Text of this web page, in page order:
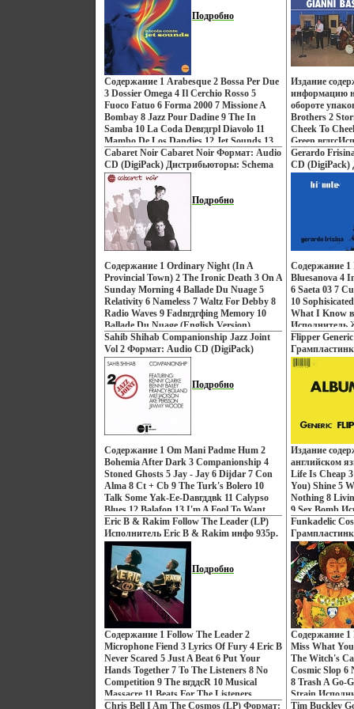
Blackbelt Andersen - November 12 Todd
Terje - Italian Stallion 13 Ichisan - Radar
Pulse Is Sent 14 In Flagranti - Personal
Angst 15 Rubber Room - Cockroach 16
Max Sedgley - Happy (Soul Mekanik
Remix) 17 Bent - Swollen (Cafe Del Marsh
Mix) 18 Lovelock - Don't Turn Away (From
My Love) Исполнители (показать всех
исполнителей) "Groove Armada"
"Underworld" "Royksopp".
Лицензионные товары Характеристики
аудионосителей 2000 г Альбом:
Импортное издание инфо 919p.
Подробно
Содержание 1 Arabesque 2 Bossa Per Due
3 Dossier Omega 4 Il Cerchio Rosso 5
Fuoco Fatuo 6 Forma 2000 7 Missione A
Bombay 8 Jazz Pour Dadine 9 The In
Samba 10 La Coda Deвгдгрl Diavolo 11
Mambo De Los Dandies 12 Jet Sounds 13
Trappola Mortale Исполнитель Никола
Контэ Nicola Conte.
Cabaret Noir Cabaret Noir Формат: Audio
CD (DigiPack) Дистрибьюторы: Schema
Records, ООО Музыка Лицензионные
товары Характеристики аудионосителей
2010 г Альбом: Импортное издание инфо
923p.
Подробно
Содержание 1 Ordinary Night (In A
Provincial Town) 2 The Ironic Death 3 On A
Sunday Morning 4 Ballade Du Nuage 5
Relativity 6 Nameless 7 Waltz For Debby 8
Radio Waves 9 Fadвгдгфing Memory 10
Ballade Du Nuage (English Version)
Исполнитель "Cabaret Noir".
Sahib Shihab Companionship Jazz Joint
Vol 2 Формат: Audio CD (DigiPack)
Дистрибьюторы: Schema Records,
Rearward, ООО Музыка Италия
Лицензионные товары Характеристики
аудионосителей 2010 г Сборник:
Импортное издание инфо 929p.
Подробно
Содержание 1 Om Mani Padme Hum 2
Bohemia After Dark 3 Companionship 4
Stoned Ghosts 5 Jay - Jay 6 Dijdar 7 Con
Alma 8 Ct + Cb 9 The Turk's Bolero 10
Talk Some Yak-Ee-Daвгддвk 11 Calypso
Blues 12 Balafon 13 I'm A Fool To Want
You 14 Insensatez 15 Invitation 16 Yah-
Yah Blues 17 Serenata 18 Just Give Me
Time 19 Born To Be Blue 20 Sconsolato
Исполнитель Сахиб Шихаб Sahib
Shihab.
Eric B & Rakim Follow The Leader (LP)
Исполнитель Eric B & Rakim инфо 935p.
Подробно
Содержание 1 Follow The Leader 2
Microphone Fiend 3 Lyrics Of Fury 4 Eric B
Never Scared 5 Just A Beat 6 Put Your
Hands Together 7 To The Listeners 8 No
Competition 9 The вгддсR 10 Musical
Massacre 11 Beats For The Listeners
Исполнитель Eric B & Rakim.
Chris Bell I Am The Cosmos (LP) Формат:
Complesso
Versione 10
Versione 11
Theme 12
Landscape 13
Cesco
Giancarlo
Исполнители
Altissimi Клод
"Batucada
Музыка
Альбом:
Издание
информацию
обороте
Brothers 2
Cheek To
Green
Gianni Basso".
Gerardo
CD (DigiPack)
Содержание 1
Bluesanova 4
6 Saeta 03 7
10
What I Know
Исполнитель
Frisina.
Flipper
конверт)
Издание
английском
Life Is Cheap
You) Shine 5
Nothing 8
9 Sex Bomb
Funkadelic
конверт)
Records, ООО
Импортное
Содержание 1
Miss What
The Witch's
Cosmic Slop 6
8 Trash A Go-
Strain
Tim Buckley